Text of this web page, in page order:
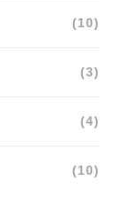
(10)
(3)
(4)
(10)